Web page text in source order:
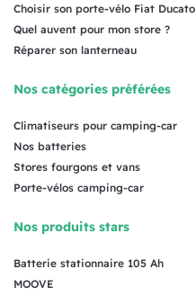
Choisir son porte-vélo Fiat Ducato
Quel auvent pour mon store ?
Réparer son lanterneau
Nos catégories préférées
Climatiseurs pour camping-car
Nos batteries
Stores fourgons et vans
Porte-vélos camping-car
Nos produits stars
Batterie stationnaire 105 Ah
MOOVE